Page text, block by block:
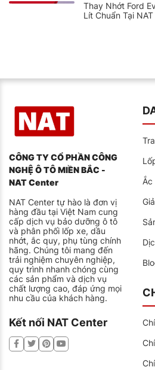
Thay Nhớt Ford
Lít Chuẩn Tại
CÔNG TY CỔ PHẦN CÔNG
NGHỆ Ô TÔ MIỀN BẮC -
NAT Center
NAT Center tự hào là đơn vị
hàng đầu tại Việt Nam cung
cấp dịch vụ bảo dưỡng ô tô
và phân phối lốp xe, dầu
nhớt, ắc quy, phụ tùng chính
hãng. Chúng tôi mang đến
trải nghiệm chuyên nghiệp,
quy trình nhanh chóng cùng
các sản phẩm và dịch vụ
chất lượng cao, đáp ứng mọi
nhu cầu của khách hàng.
Kết nối NAT Center
Ắc